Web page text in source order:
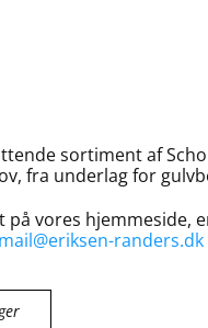
sortiment af
fra underlag for
vores hjemmeside,
mail@eriksen-randers.dk